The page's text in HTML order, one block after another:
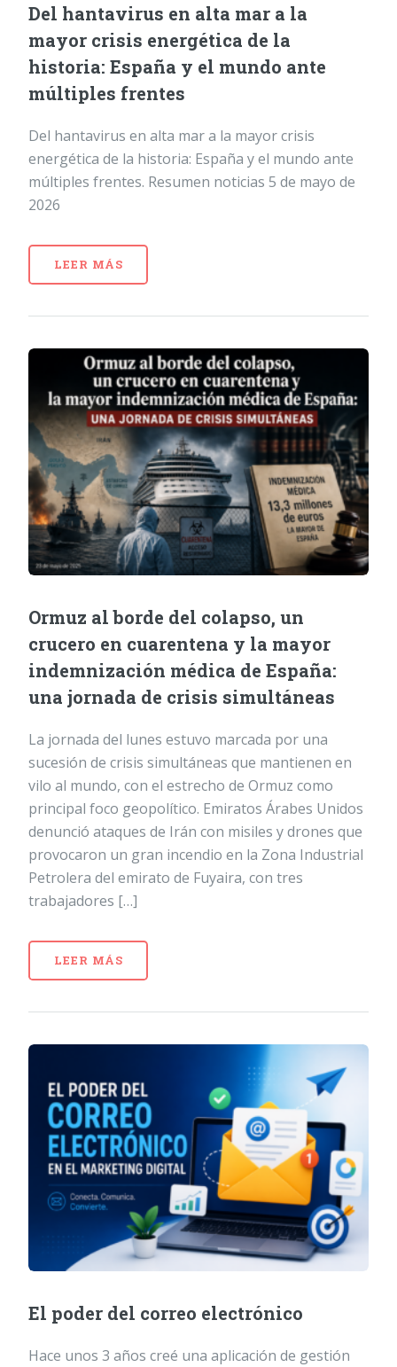
Del hantavirus en alta mar a la
mayor crisis energética de la
historia: España y el mundo ante
múltiples frentes
Del hantavirus en alta mar a la mayor crisis
energética de la historia: España y el mundo ante
múltiples frentes. Resumen noticias 5 de mayo de
2026
LEER MÁS
Ormuz al borde del colapso, un
crucero en cuarentena y la mayor
indemnización médica de España:
una jornada de crisis simultáneas
La jornada del lunes estuvo marcada por una
sucesión de crisis simultáneas que mantienen en
vilo al mundo, con el estrecho de Ormuz como
principal foco geopolítico. Emiratos Árabes Unidos
denunció ataques de Irán con misiles y drones que
provocaron un gran incendio en la Zona Industrial
Petrolera del emirato de Fuyaira, con tres
trabajadores […]
LEER MÁS
El poder del correo electrónico
Hace unos 3 años creé una aplicación de gestión